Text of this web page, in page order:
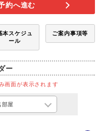
約へ進む
本スケジュ
ール
ご案内事項等
ー
画面が表示されます